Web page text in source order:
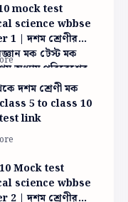
mock test
science wbbse
1 | দশম শ্রেণীর
মক টেস্ট মক
অধ্যায় পরিবেশের
| ক্লাস টেন ভৌত
টেস্ট
দশম শ্রেণী মক
5 to class 10
link
Mock test
science wbbse
2 | দশম শ্রেণীর